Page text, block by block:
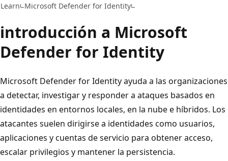
Learn Microsoft Defender for Identity
introducción a Microsoft
Defender for Identity
Microsoft Defender for Identity ayuda a las organizaciones
a detectar, investigar y responder a ataques basados en
identidades en entornos locales, en la nube e híbridos. Los
atacantes suelen dirigirse a identidades como usuarios,
aplicaciones y cuentas de servicio para obtener acceso,
escalar privilegios y mantener la persistencia.